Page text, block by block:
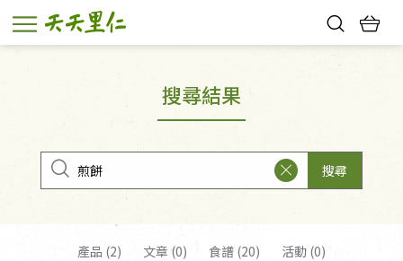
幸福節中獎名單
搜尋結果
搜尋
產品 (2) 文章 (0) 食譜 (20) 活動 (0)